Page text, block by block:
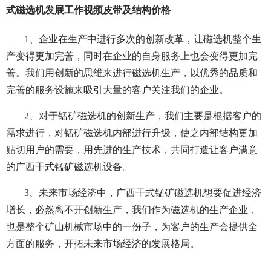
式磁选机发展工作视频皮带及结构价格
1、企业在生产中进行多次的创新改革，让磁选机整个生
产变得更加完善，同时在企业的自身服务上也会变得更加完
善。我们用创新的思维来进行磁选机生产，以优秀的品质和
完善的服务设施来吸引大量的客户关注我们的企业。
2、对于锰矿磁选机的创新生产，我们主要是根据客户的
需求进行，对锰矿磁选机内部进行升级，使之内部结构更加
贴切用户的需要，用先进的生产技术，共同打造让客户满意
的广西干式锰矿磁选机设备。
3、未来市场经济中，广西干式锰矿磁选机想要促进经济
增长，必然离不开创新生产，我们作为磁选机的生产企业，
也是整个矿山机械市场中的一份子，为客户的生产会提供全
方面的服务，开拓未来市场经济的发展格局。